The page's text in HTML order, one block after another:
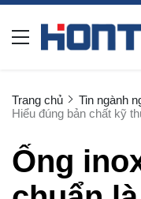
Trang chủ Tin ngành
Hiểu đúng bản chất kỹ
Ống